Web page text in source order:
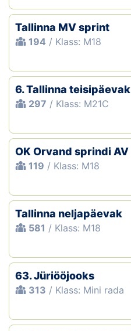
Tallinna MV sprint
194 / Klass: M18
6. Tallinna teisipäevak
297 / Klass: M21C
OK Orvand sprindi AV
119 / Klass: M18
Tallinna neljapäevak
581 / Klass: M18
63. Jüriööjooks
313 / Klass: Mini rada